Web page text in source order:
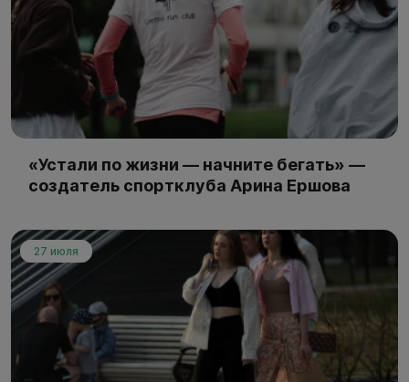
«Устали по жизни — начните бегать» —
создатель спортклуба Арина Ершова
27 июля